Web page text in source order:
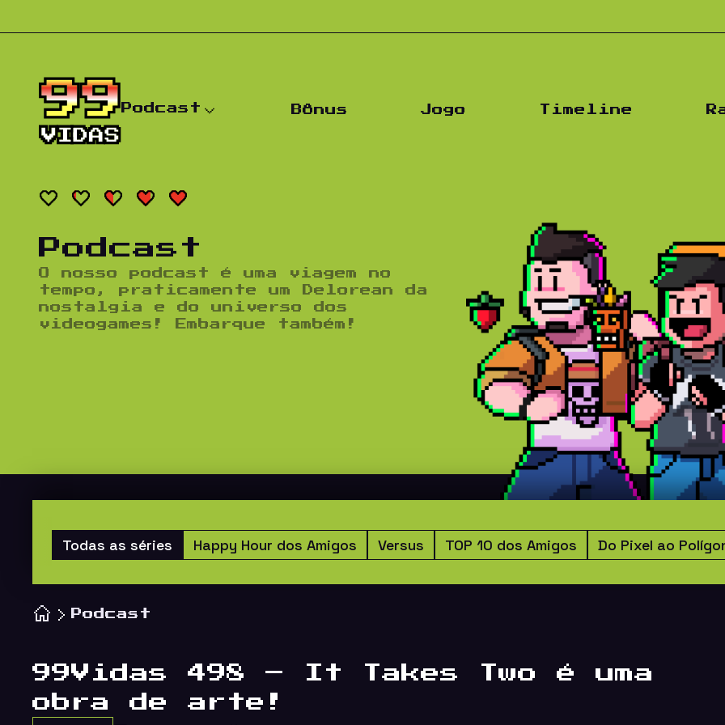
Podcast Bônus Jogo Timeline
Podcast
O nosso podcast é uma viagem no
tempo, praticamente um Delorean da
nostalgia e do universo dos
videogames! Embarque também!
Todas as séries Happy Hour dos Amigos Versus TOP 10 dos Amigos Do Pixel ao
Podcast
99Vidas 498 – It Takes Two é uma
obra de arte!